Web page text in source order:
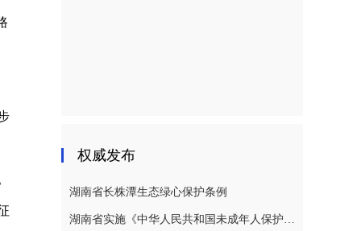
权威发布
湖南省长株潭生态绿心保护条例
湖南省实施《中华人民共和国未成年人保护法》若干规定